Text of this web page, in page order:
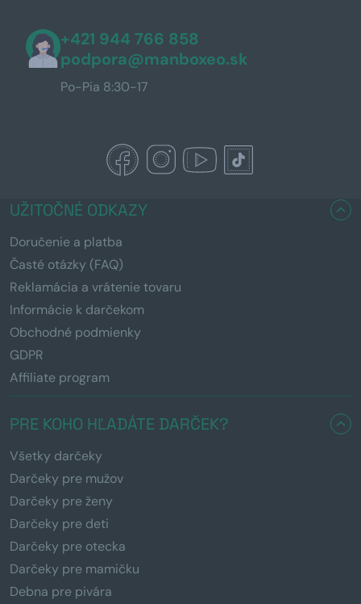
+421 944 766 858
podpora@manboxeo.sk
Po-Pia 8:30-17
UŽITOČNÉ ODKAZY
Doručenie a platba
Časté otázky (FAQ)
Reklamácia a vrátenie tovaru
Informácie k darčekom
Obchodné podmienky
GDPR
Affiliate program
PRE KOHO HĽADÁTE DARČEK?
Všetky darčeky
Darčeky pre mužov
Darčeky pre ženy
Darčeky pre deti
Darčeky pre otecka
Darčeky pre mamičku
Debna pre pivára